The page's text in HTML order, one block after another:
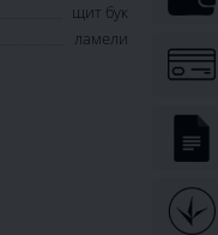
щит бук
ламели